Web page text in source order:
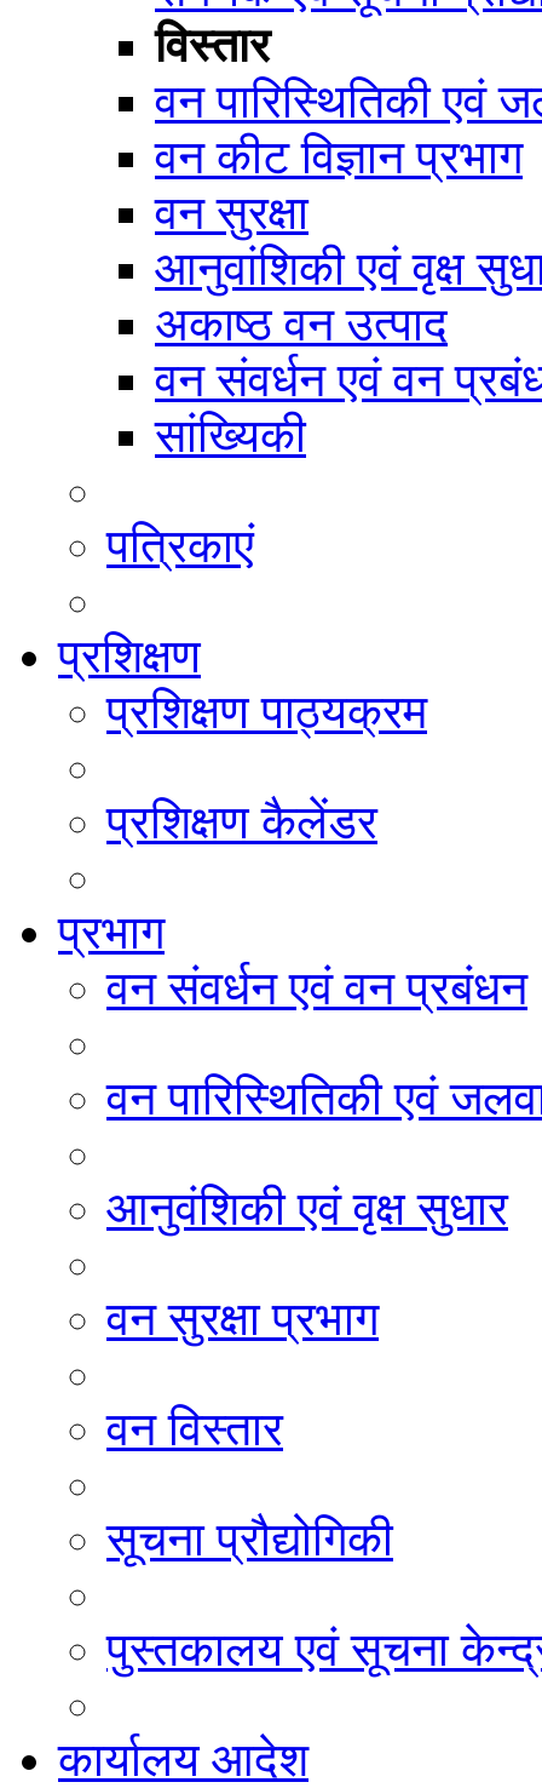
विस्तार
वन पारिस्थितिकी एवं
वन कीट विज्ञान प्रभाग
वन सुरक्षा
आनुवांशिकी एवं वृक्ष
अकाष्ठ वन उत्पाद
वन संवर्धन एवं वन
सांख्यिकी
पत्रिकाएं
प्रशिक्षण
प्रशिक्षण पाठ्यक्रम
प्रशिक्षण कैलेंडर
प्रभाग
वन संवर्धन एवं वन प्रबंधन
वन पारिस्थितिकी एवं
आनुवंशिकी एवं वृक्ष सुधार
वन सुरक्षा प्रभाग
वन विस्तार
सूचना प्रौद्योगिकी
पुस्तकालय एवं सूचना
कार्यालय आदेश